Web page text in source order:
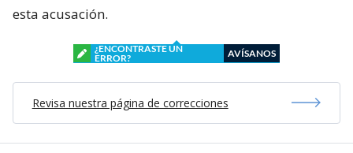
esta acusación.
¿ENCONTRASTE UN
ERROR?
AVÍSANOS
Revisa nuestra página de correcciones